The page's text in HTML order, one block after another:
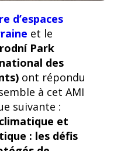
d’espaces
et le
Park
des
ont répondu
à cet AMI
suivante :
et
: les défis